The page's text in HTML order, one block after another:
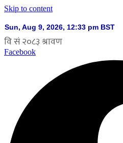
Skip to content
Facebook